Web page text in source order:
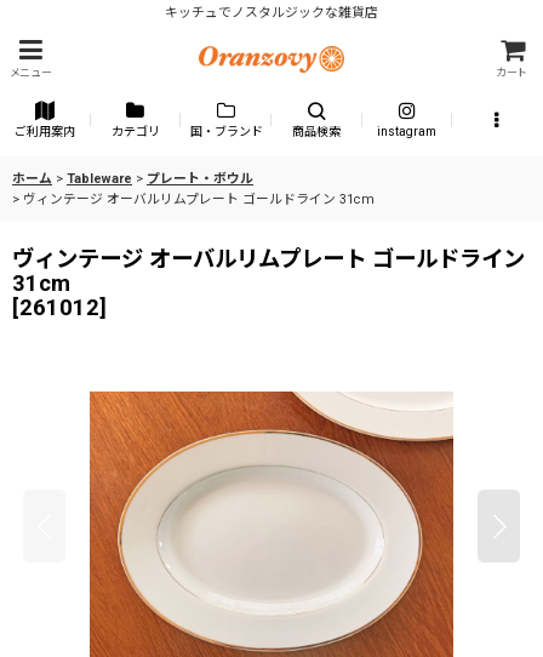
キッチュでノスタルジックな雑貨店
メニュー カート
ご利用案内 カテゴリ 国・ブランド 商品検索 instagram
ホーム > Tableware > プレート・ボウル
> ヴィンテージ オーバルリムプレート ゴールドライン 31cm
ヴィンテージ オーバルリムプレート ゴールドライン
31cm
[261012]